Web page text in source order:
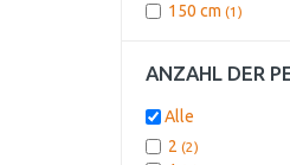
150 cm (1)
ANZAHL DER
Alle
2 (2)